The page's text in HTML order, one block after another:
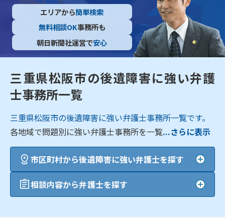
エリアから簡単検索
無料相談OK事務所も
朝日新聞社運営で安心
三重県松阪市の後遺障害に強い弁護
士事務所一覧
三重県松阪市の後遺障害に強い弁護士事務所一覧です。
各地域で問題別に強い弁護士事務所を一覧...さらに表示
市区町村から後遺障害に強い弁護士を探す
相談内容から弁護士を探す